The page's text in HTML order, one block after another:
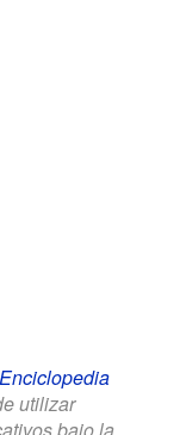
Enciclopedia
utilizar